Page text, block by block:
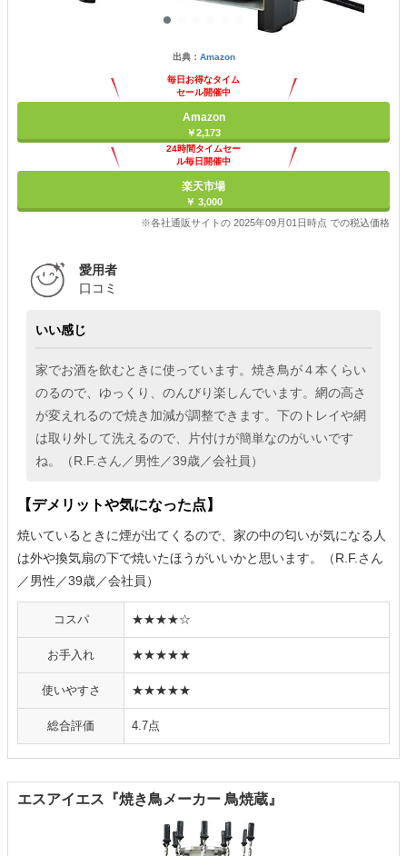
出典： Amazon
毎日お得なタイム
セール開催中
Amazon
￥2,173
24時間タイムセー
ル毎日開催中
楽天市場
￥ 3,000
※各社通販サイトの 2025年09月01日時点 での税込価格
愛用者
口コミ
いい感じ
家でお酒を飲むときに使っています。焼き鳥が４本くらい
のるので、ゆっくり、のんびり楽しんでいます。網の高さ
が変えれるので焼き加減が調整できます。下のトレイや網
は取り外して洗えるので、片付けが簡単なのがいいです
ね。（R.F.さん／男性／39歳／会社員）
【デメリットや気になった点】
焼いているときに煙が出てくるので、家の中の匂いが気になる人
は外や換気扇の下で焼いたほうがいいかと思います。（R.F.さん
／男性／39歳／会社員）
コスパ ★★★★☆
お手入れ ★★★★★
使いやすさ ★★★★★
総合評価 4.7点
エスアイエス『焼き鳥メーカー 鳥焼蔵』